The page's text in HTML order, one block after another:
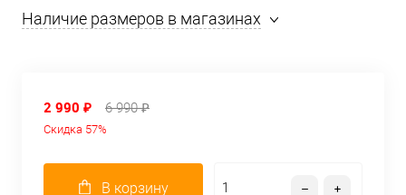
Наличие размеров в магазинах
2 990 ₽ 6 990 ₽
Скидка 57%
В корзину